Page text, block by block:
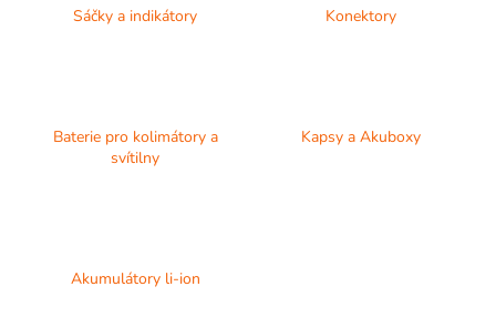
Sáčky a indikátory Konektory
Baterie pro kolimátory a
svítilny
Kapsy a Akuboxy
Akumulátory li-ion
HLEDAT